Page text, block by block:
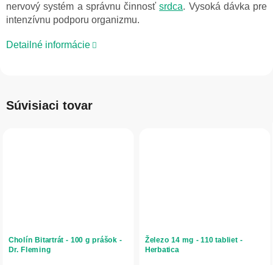
nervový systém a správnu činnosťsrdca. Vysoká dávka pre
intenzívnu podporu organizmu.
Detailné informácie
Súvisiaci tovar
Cholín Bitartrát - 100 g prášok -
Dr. Fleming
Železo 14 mg - 110 tabliet -
Herbatica